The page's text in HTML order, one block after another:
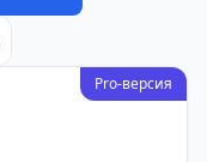
Pro-версия